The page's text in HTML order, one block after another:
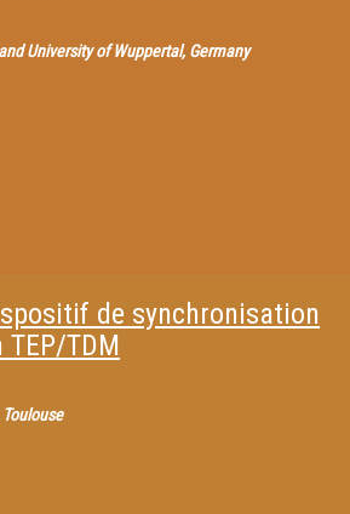
University of Wuppertal, Germany
de synchronisation
TDM